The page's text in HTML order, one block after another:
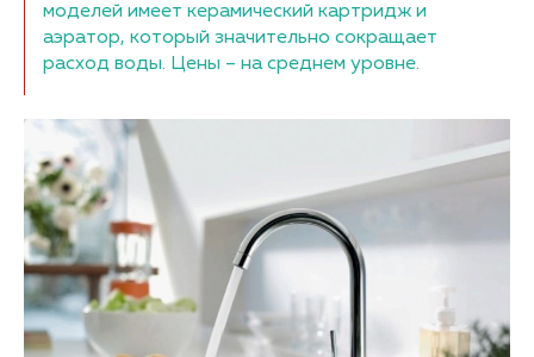
моделей имеет керамический картридж и
аэратор, который значительно сокращает
расход воды. Цены – на среднем уровне.